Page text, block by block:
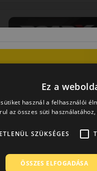
RXQuest Van 4S
EPREL cimke adatok:
Ez a
használ a felhasználói
az összes süti
SZÜKSÉGES
ÖSSZES ELFOGADÁSA